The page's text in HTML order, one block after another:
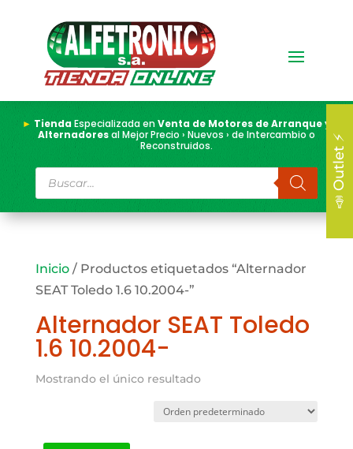
► TiendaEspecializada enVenta de Motores de Arranque y
Alternadoresal Mejor Precio › Nuevos › de Intercambio o
Reconstruidos.
Búsqueda
de
productos
Inicio/ Productos etiquetados “Alternador
SEAT Toledo 1.6 10.2004-”
Alternador SEAT Toledo
1.6 10.2004-
Mostrando el único resultado
📣 Outlet ⚡